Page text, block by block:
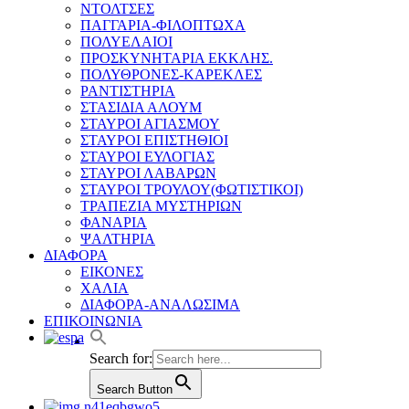
ΝΤΟΛΤΣΕΣ
ΠΑΓΓΑΡΙΑ-ΦΙΛΟΠΤΩΧΑ
ΠΟΛΥΕΛΑΙΟΙ
ΠΡΟΣΚΥΝΗΤΑΡΙΑ ΕΚΚΛΗΣ.
ΠΟΛΥΘΡΟΝΕΣ-ΚΑΡΕΚΛΕΣ
ΡΑΝΤΙΣΤΗΡΙΑ
ΣΤΑΣΙΔΙΑ ΑΛΟΥΜ
ΣΤΑΥΡΟΙ ΑΓΙΑΣΜΟΥ
ΣΤΑΥΡΟΙ ΕΠΙΣΤΗΘΙΟΙ
ΣΤΑΥΡΟΙ ΕΥΛΟΓΙΑΣ
ΣΤΑΥΡΟΙ ΛΑΒΑΡΩΝ
ΣΤΑΥΡΟΙ ΤΡΟΥΛΟΥ(ΦΩΤΙΣΤΙΚΟΙ)
ΤΡΑΠΕΖΙΑ ΜΥΣΤΗΡΙΩΝ
ΦΑΝΑΡΙΑ
ΨΑΛΤΗΡΙΑ
ΔΙΑΦΟΡΑ
ΕΙΚΟΝΕΣ
ΧΑΛΙΑ
ΔΙΑΦΟΡΑ-ΑΝΑΛΩΣΙΜΑ
ΕΠΙΚΟΙΝΩΝΙΑ
Search for:
Search Button